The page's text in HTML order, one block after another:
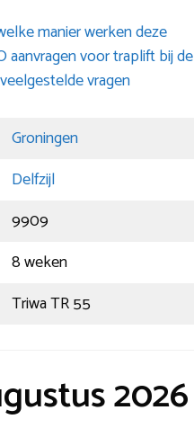
manier werken deze
aanvragen voor traplift bij de
vragen
Groningen
Delfzijl
9909
8 weken
Triwa TR 55
2026